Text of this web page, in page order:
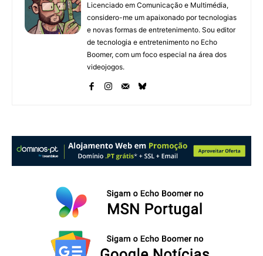
Licenciado em Comunicação e Multimédia,
considero-me um apaixonado por tecnologias
e novas formas de entretenimento. Sou editor
de tecnologia e entretenimento no Echo
Boomer, com um foco especial na área dos
videojogos.